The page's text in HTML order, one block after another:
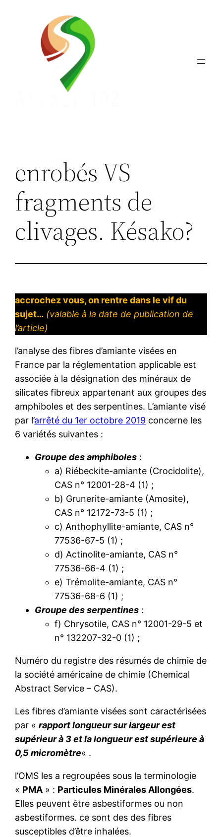
enrobés VS
fragments de
clivages. Késako?
accrochez vous, on rentre dans le vif du
sujet… (valable à la date de publication de
l’article)
l’analyse des fibres d’amiante visées en
France par la réglementation applicable est
associée à la désignation des minéraux de
silicates fibreux appartenant aux groupes des
amphiboles et des serpentines. L’amiante visé
par l’arrêté du 1er octobre 2019 concerne les
6 variétés suivantes :
Groupe des amphiboles :
a) Riébeckite-amiante (Crocidolite),
CAS n° 12001-28-4 (1) ;
b) Grunerite-amiante (Amosite),
CAS n° 12172-73-5 (1) ;
c) Anthophyllite-amiante, CAS n°
77536-67-5 (1) ;
d) Actinolite-amiante, CAS n°
77536-66-4 (1) ;
e) Trémolite-amiante, CAS n°
77536-68-6 (1) ;
Groupe des serpentines :
f) Chrysotile, CAS n° 12001-29-5 et
n° 132207-32-0 (1) ;
Numéro du registre des résumés de chimie de
la société américaine de chimie (Chemical
Abstract Service – CAS).
Les fibres d’amiante visées sont caractérisées
par «rapport longueur sur largeur est
supérieur à 3 et la longueur est supérieure à
0,5 micromètre« .
l’OMS les a regroupées sous la terminologie
« PMA » : Particules Minérales Allongées.
Elles peuvent être asbestiformes ou non
asbestiformes. ce sont des des fibres
susceptibles d’être inhalées.